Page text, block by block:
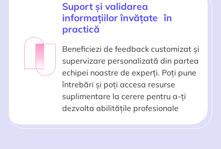
Suport și validarea
informațiilor învățate în
practică
Beneficiezi de feedback customizat și
supervizare personalizată din partea
echipei noastre de experți. Poți pune
întrebări și poți accesa resurse
suplimentare la cerere pentru a-ți
dezvolta abilitățile profesionale